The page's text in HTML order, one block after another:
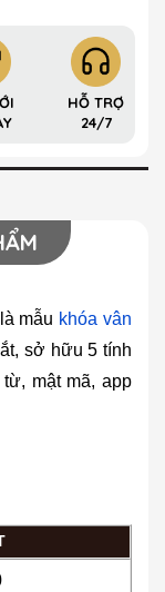
HỖ TRỢ
24/7
mẫu khóa vân
sở hữu 5 tính
mật mã, app